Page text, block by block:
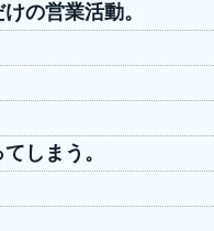
の営業活動。
しまう。